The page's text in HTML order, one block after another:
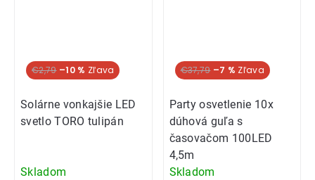
€2,79 –10 %
Solárne vonkajšie LED
svetlo TORO tulipán
Skladom
€37,79 –7 %
Party osvetlenie 10x
dúhová guľa s
časovačom 100LED
4,5m
Skladom